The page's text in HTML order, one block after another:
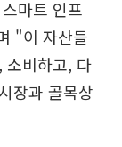
마트 인프
"이 자산들
소비하고, 다
장과 골목상